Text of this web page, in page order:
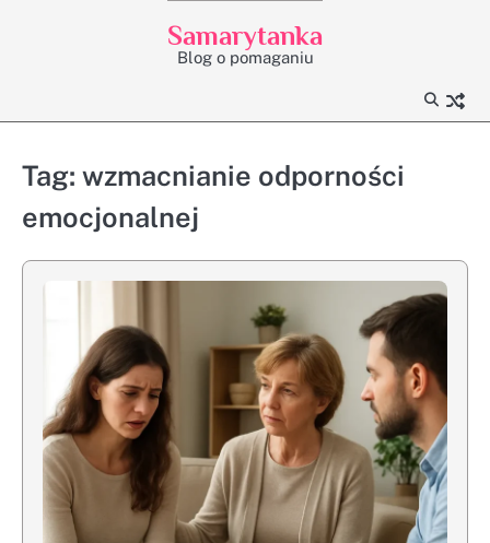
Samarytanka
Blog o pomaganiu
Tag: wzmacnianie odporności
emocjonalnej